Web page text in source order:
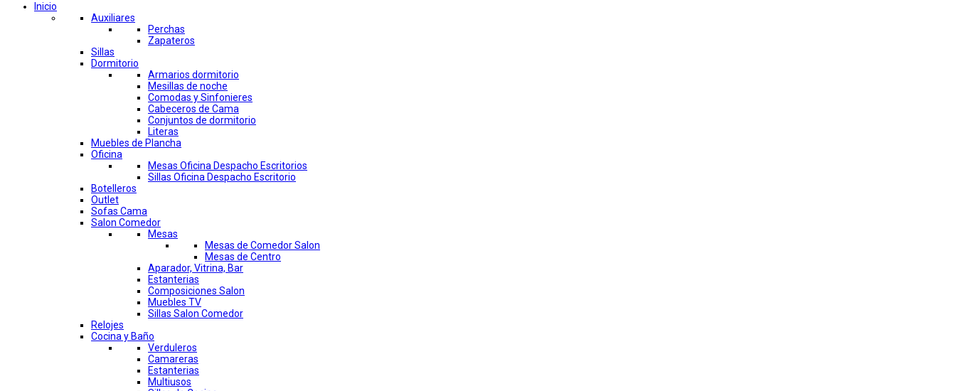
Inicio
Auxiliares
Perchas
Zapateros
Sillas
Dormitorio
Armarios dormitorio
Mesillas de noche
Comodas y Sinfonieres
Cabeceros de Cama
Conjuntos de dormitorio
Literas
Muebles de Plancha
Oficina
Mesas Oficina Despacho Escritorios
Sillas Oficina Despacho Escritorio
Botelleros
Outlet
Sofas Cama
Salon Comedor
Mesas
Mesas de Comedor Salon
Mesas de Centro
Aparador, Vitrina, Bar
Estanterias
Composiciones Salon
Muebles TV
Sillas Salon Comedor
Relojes
Cocina y Baño
Verduleros
Camareras
Estanterias
Multiusos